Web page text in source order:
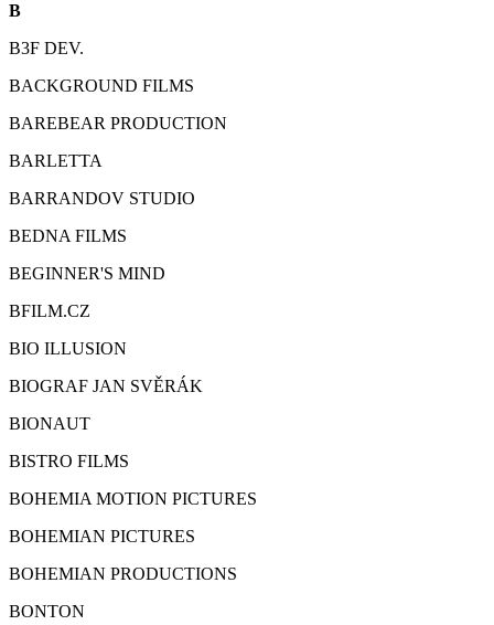
B
B3F DEV.
BACKGROUND FILMS
BAREBEAR PRODUCTION
BARLETTA
BARRANDOV STUDIO
BEDNA FILMS
BEGINNER'S MIND
BFILM.CZ
BIO ILLUSION
BIOGRAF JAN SVĚRÁK
BIONAUT
BISTRO FILMS
BOHEMIA MOTION PICTURES
BOHEMIAN PICTURES
BOHEMIAN PRODUCTIONS
BONTON